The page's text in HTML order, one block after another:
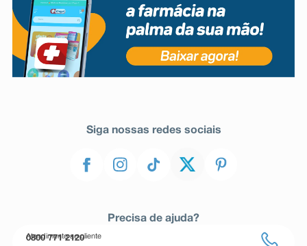
Siga nossas redes sociais
Precisa de ajuda?
Atendimento ao cliente
0800 771 2120